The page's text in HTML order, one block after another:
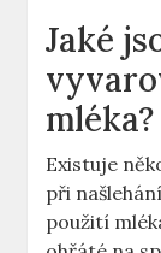
Jaké
mléka?
Existuje
při
použití‍